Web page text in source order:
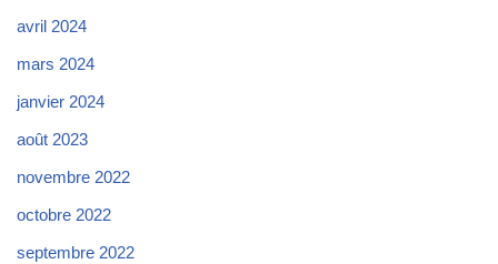
avril 2024
mars 2024
janvier 2024
août 2023
novembre 2022
octobre 2022
septembre 2022